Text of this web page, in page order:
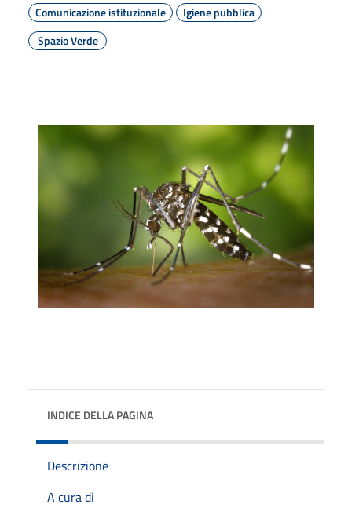
Comunicazione istituzionale
Igiene pubblica
Spazio Verde
INDICE DELLA PAGINA
Descrizione
A cura di